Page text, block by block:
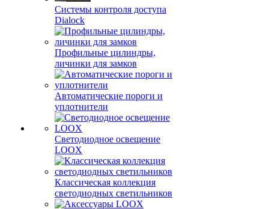
Системы контроля доступа
Dialock
Профильные цилиндры,
личинки для замков
Автоматические пороги и
уплотнители
Светодиодное освещение
LOOX
Классическая коллекция
светодиодных светильников